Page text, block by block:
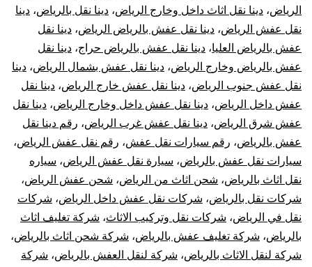
الرياض، دينا نقل اثاث داخل وخارج الرياض، دينا نقل بالرياض، دينا
نقل عفش الرياض، دينا نقل عفش بالرياض الرياض، دينا نقل
عفش بالرياض العليا، دينا نقل عفش بالرياض حراج، دينا نقل
عفش بالرياض وخارج الرياض، دينا نقل عفش بشمال الرياض، دينا
نقل عفش جنوب الرياض، دينا نقل عفش خارج الرياض، دينا نقل
عفش داخل الرياض، دينا نقل عفش داخل وخارج الرياض، دينا نقل
عفش شرق الرياض، دينا نقل عفش غرب الرياض، رقم دينا نقل
عفش بالرياض، رقم سيارات نقل عفش، رقم نقل عفش الرياض،
سيارات نقل عفش بالرياض، سيارة نقل عفش الرياض، سياره
نقل اثاث بالرياض، شحن اثاث من الرياض، شحن عفش الرياض،
شركات نقل بالرياض، شركات نقل عفش داخل الرياض، شركات
نقل في الرياض، شركات نقل وتركيب الاثاث، شركة تغليف اثاث
بالرياض، شركة تغليف عفش بالرياض، شركة شحن اثاث بالرياض،
شركة لنقل الاثاث بالرياض، شركة لنقل العفش بالرياض، شركة